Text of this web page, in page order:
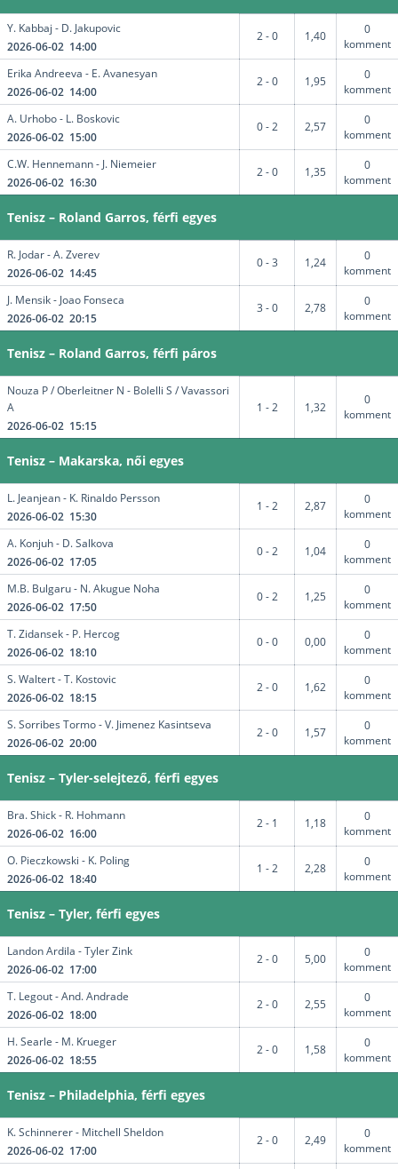
Y. Kabbaj - D. Jakupovic
2026-06-02 14:00
2 - 0 1,40
0
komment
Erika Andreeva - E. Avanesyan
2026-06-02 14:00
2 - 0 1,95
0
komment
A. Urhobo - L. Boskovic
2026-06-02 15:00
0 - 2 2,57
0
komment
C.W. Hennemann - J. Niemeier
2026-06-02 16:30
2 - 0 1,35
0
komment
Tenisz – Roland Garros, férfi egyes
R. Jodar - A. Zverev
2026-06-02 14:45
0 - 3 1,24
0
komment
J. Mensik - Joao Fonseca
2026-06-02 20:15
3 - 0 2,78
0
komment
Tenisz – Roland Garros, férfi páros
Nouza P / Oberleitner N - Bolelli S / Vavassori
A
2026-06-02 15:15
1 - 2 1,32
0
komment
Tenisz – Makarska, női egyes
L. Jeanjean - K. Rinaldo Persson
2026-06-02 15:30
1 - 2 2,87
0
komment
A. Konjuh - D. Salkova
2026-06-02 17:05
0 - 2 1,04
0
komment
M.B. Bulgaru - N. Akugue Noha
2026-06-02 17:50
0 - 2 1,25
0
komment
T. Zidansek - P. Hercog
2026-06-02 18:10
0 - 0 0,00
0
komment
S. Waltert - T. Kostovic
2026-06-02 18:15
2 - 0 1,62
0
komment
S. Sorribes Tormo - V. Jimenez Kasintseva
2026-06-02 20:00
2 - 0 1,57
0
komment
Tenisz – Tyler-selejtező, férfi egyes
Bra. Shick - R. Hohmann
2026-06-02 16:00
2 - 1 1,18
0
komment
O. Pieczkowski - K. Poling
2026-06-02 18:40
1 - 2 2,28
0
komment
Tenisz – Tyler, férfi egyes
Landon Ardila - Tyler Zink
2026-06-02 17:00
2 - 0 5,00
0
komment
T. Legout - And. Andrade
2026-06-02 18:00
2 - 0 2,55
0
komment
H. Searle - M. Krueger
2026-06-02 18:55
2 - 0 1,58
0
komment
Tenisz – Philadelphia, férfi egyes
K. Schinnerer - Mitchell Sheldon
2026-06-02 17:00
2 - 0 2,49
0
komment